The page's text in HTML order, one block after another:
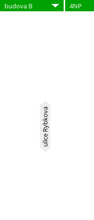
budova B 4NP
ulice Rybkova